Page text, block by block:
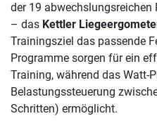
der 19
– das Kettler
Trainingsziel das passende
Programme sorgen für ein
Training, während das Watt-
Belastungssteuerung
Schritten) ermöglicht.